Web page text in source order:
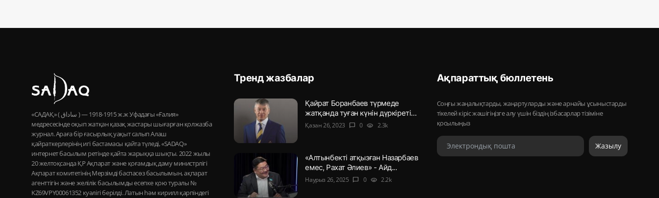
«САДАҚ» ( ساداق ) — 1915-1918 ж.ж Уфадағы «Ғалия»
медресесінде оқып жатқан қазақ жастары шығарған қолжазба
журнал. Араға бір ғасырлық уақыт салып Алаш
қайраткерлерінің игі бастамасы қайта түледі, «SADAQ»
интернет басылым ретінде қайта жарыққа шықты. 2022 жылы
20 желтоқсанда ҚР Ақпарат және қоғамдық даму министрлігі
Ақпарат комитетінің Мерзімді баспасөз басылымын, ақпарат
агенттігін және желілік басылымды есепке қою туралы №
KZ69VPY00061352 куәлігі берілді. Латын һәм кирилл қарпіндегі
Тренд жазбалар
Қайрат Боранбаев түрмеде
жатқанда туған күнін дүркіреті...
Қазан 26, 2023 chat_bubble 0 visibility 2.3k
«Алтынбекті атқызған Назарбаев
емес, Рахат Әлиев» - Айд...
Наурыз 26, 2025 chat_bubble 0 visibility 2.2k
Ақпараттық бюллетень
Соңғы жаңалықтарды, жаңартуларды және арнайы ұсыныстарды
тікелей кіріс жәшігіңізге алу үшін біздің ізбасарлар тізіміне
қосылыңыз
Жазылу